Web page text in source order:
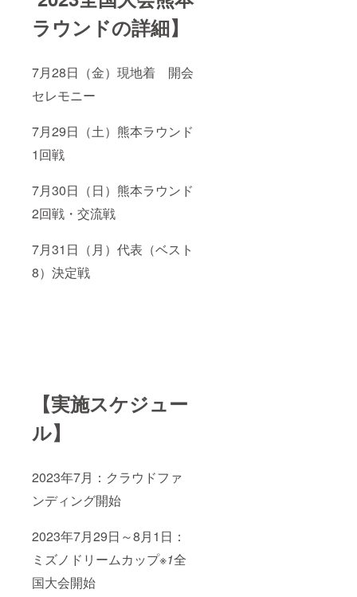
ラウンドの詳細】
7月28日（金）現地着 開会
セレモニー
7月29日（土）熊本ラウンド
1回戦
7月30日（日）熊本ラウンド
2回戦・交流戦
7月31日（月）代表（ベスト
8）決定戦
【実施スケジュー
ル】
2023年7月：クラウドファ
ンディング開始
2023年7月29日～8月1日：
ミズノドリームカップ※1全
国大会開始